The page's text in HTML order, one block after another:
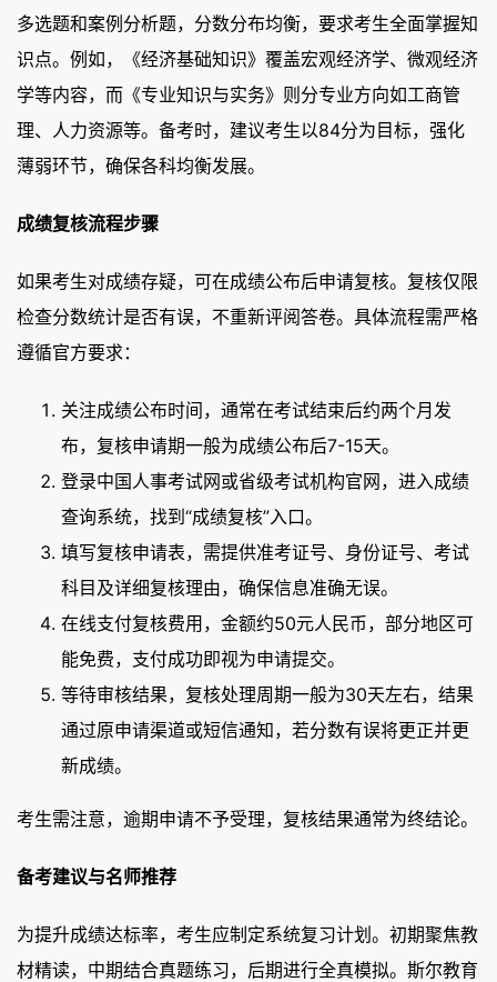
多选题和案例分析题，分数分布均衡，要求考生全面掌握知
识点。例如，《经济基础知识》覆盖宏观经济学、微观经济
学等内容，而《专业知识与实务》则分专业方向如工商管
理、人力资源等。备考时，建议考生以84分为目标，强化
薄弱环节，确保各科均衡发展。
成绩复核流程步骤
如果考生对成绩存疑，可在成绩公布后申请复核。复核仅限
检查分数统计是否有误，不重新评阅答卷。具体流程需严格
遵循官方要求：
关注成绩公布时间，通常在考试结束后约两个月发
布，复核申请期一般为成绩公布后7-15天。
登录中国人事考试网或省级考试机构官网，进入成绩
查询系统，找到“成绩复核”入口。
填写复核申请表，需提供准考证号、身份证号、考试
科目及详细复核理由，确保信息准确无误。
在线支付复核费用，金额约50元人民币，部分地区可
能免费，支付成功即视为申请提交。
等待审核结果，复核处理周期一般为30天左右，结果
通过原申请渠道或短信通知，若分数有误将更正并更
新成绩。
考生需注意，逾期申请不予受理，复核结果通常为终结论。
备考建议与名师推荐
为提升成绩达标率，考生应制定系统复习计划。初期聚焦教
材精读，中期结合真题练习，后期进行全真模拟。斯尔教育